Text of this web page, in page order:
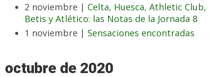
2 noviembre | Celta, Huesca, Athletic Club,
Betis y Atlético: las Notas de la Jornada 8
1 noviembre | Sensaciones encontradas
octubre de 2020